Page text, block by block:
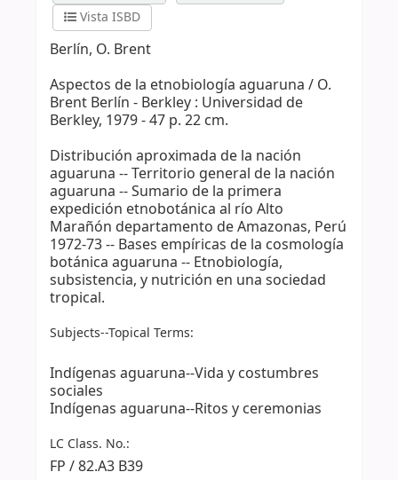
Vista ISBD
Berlín, O. Brent
Aspectos de la etnobiología aguaruna / O.
Brent Berlín - Berkley : Universidad de
Berkley, 1979 - 47 p. 22 cm.
Distribución aproximada de la nación
aguaruna -- Territorio general de la nación
aguaruna -- Sumario de la primera
expedición etnobotánica al río Alto
Marañón departamento de Amazonas, Perú
1972-73 -- Bases empíricas de la cosmología
botánica aguaruna -- Etnobiología,
subsistencia, y nutrición en una sociedad
tropical.
Subjects--Topical Terms:
Indígenas aguaruna--Vida y costumbres
sociales
Indígenas aguaruna--Ritos y ceremonias
LC Class. No.:
FP / 82.A3 B39